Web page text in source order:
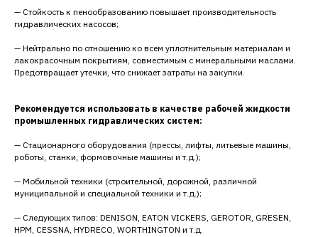
— Стойкость к пенообразованию повышает производительность
гидравлических насосов;
— Нейтрально по отношению ко всем уплотнительным материалам и
лакокрасочным покрытиям, совместимым с минеральными маслами.
Предотвращает утечки, что снижает затраты на закупки.
Рекомендуется использовать в качестве рабочей жидкости
промышленных гидравлических систем:
— Стационарного оборудования (прессы, лифты, литьевые машины,
роботы, станки, формовочные машины и т.д.);
— Мобильной техники (строительной, дорожной, различной
муниципальной и специальной техники и т.д.);
— Cледующих типов: DENISON, EATON VICKERS, GEROTOR, GRESEN,
HPM, CESSNA, HYDRECO, WORTHINGTON и т.д.